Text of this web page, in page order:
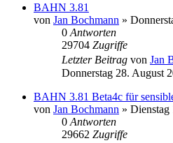
BAHN 3.81
von Jan Bochmann »
0 Antworten
29704 Zugriffe
Letzter Beitrag von Jan
Donnerstag 28. August
BAHN 3.81 Beta4c für
von Jan Bochmann » Dienstag
0 Antworten
29662 Zugriffe